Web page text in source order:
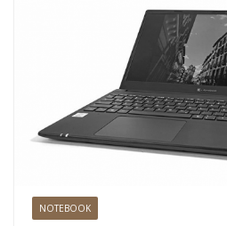
NOTEBOOK